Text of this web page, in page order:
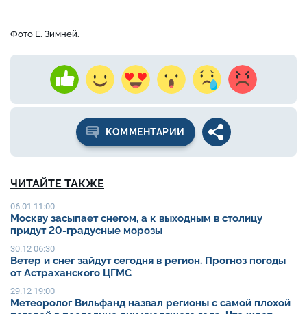
Фото Е. Зимней.
КОММЕНТАРИИ
ЧИТАЙТЕ ТАКЖЕ
06.01 11:00
Москву засыпает снегом, а к выходным в столицу
придут 20-градусные морозы
30.12 06:30
Ветер и снег зайдут сегодня в регион. Прогноз погоды
от Астраханского ЦГМС
29.12 19:00
Метеоролог Вильфанд назвал регионы с самой плохой